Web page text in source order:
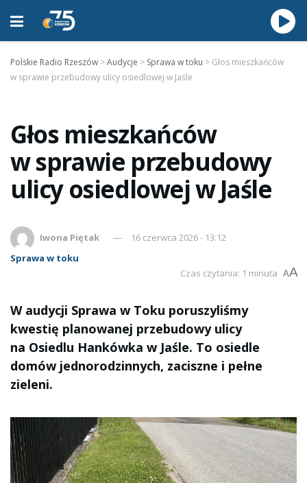
Polskie Radio Rzeszów >Audycje > Sprawa w toku > Głos mieszkańców
w sprawie przebudowy ulicy osiedlowej w Jaśle
Głos mieszkańców
w sprawie przebudowy
ulicy osiedlowej w Jaśle
Iwona Piętak
16 czerwca 2026 - 13:12
Sprawa w toku
Czas czytania: 1 minuta AA
W audycji Sprawa w Toku poruszyliśmy
kwestię planowanej przebudowy ulicy
na Osiedlu Hankówka w Jaśle. To osiedle
domów jednorodzinnych, zaciszne i pełne
zieleni.